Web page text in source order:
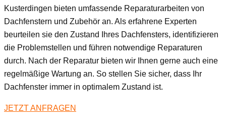
Kusterdingen bieten umfassende Reparaturarbeiten von
Dachfenstern und Zubehör an. Als erfahrene Experten
beurteilen sie den Zustand Ihres Dachfensters, identifizieren
die Problemstellen und führen notwendige Reparaturen
durch. Nach der Reparatur bieten wir Ihnen gerne auch eine
regelmäßige Wartung an. So stellen Sie sicher, dass Ihr
Dachfenster immer in optimalem Zustand ist.
JETZT ANFRAGEN